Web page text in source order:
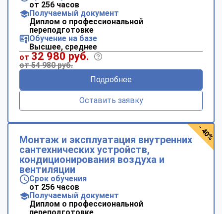
от 256 часов
Получаемый документ
Диплом о профессиональной
переподготовке
Обучение на базе
Высшее, среднее
от 32 980 руб.
от 54 980 руб.
Подробнее
Оставить заявку
Монтаж и эксплуатация внутренних
сантехнических устройств,
кондиционирования воздуха и
вентиляции
Срок обучения
от 256 часов
Получаемый документ
Диплом о профессиональной
- 40%